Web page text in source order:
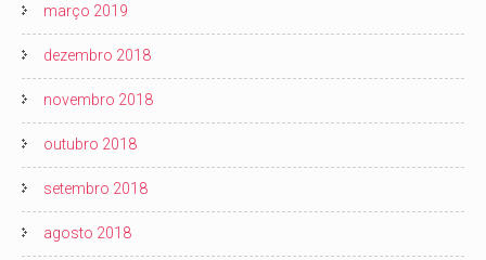
março 2019
dezembro 2018
novembro 2018
outubro 2018
setembro 2018
agosto 2018